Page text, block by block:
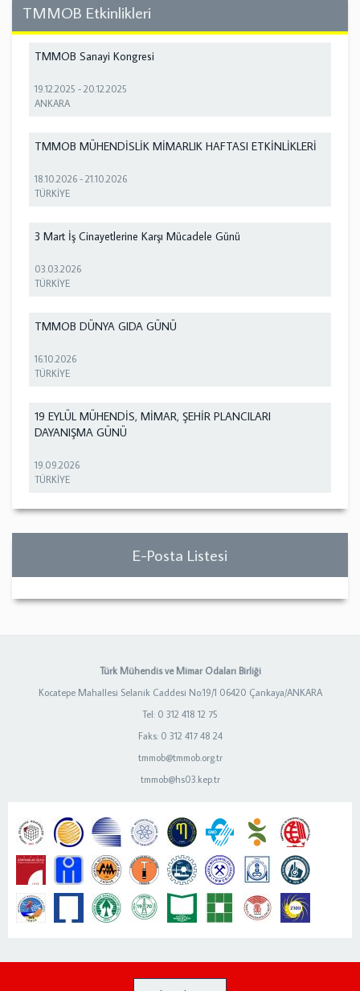
TMMOB Etkinlikleri
TMMOB Sanayi Kongresi
19.12.2025 -20.12.2025
ANKARA
TMMOB MÜHENDİSLİK MİMARLIK HAFTASI ETKİNLİKLERİ
18.10.2026 -21.10.2026
TÜRKİYE
3 Mart İş Cinayetlerine Karşı Mücadele Günü
03.03.2026
TÜRKİYE
TMMOB DÜNYA GIDA GÜNÜ
16.10.2026
TÜRKİYE
19 EYLÜL MÜHENDİS, MİMAR, ŞEHİR PLANCILARI
DAYANIŞMA GÜNÜ
19.09.2026
TÜRKİYE
E-Posta Listesi
Türk Mühendis ve Mimar Odaları Birliği
Kocatepe Mahallesi Selanik Caddesi No:19/1 06420 Çankaya/ANKARA
Tel: 0 312 418 12 75
Faks: 0 312 417 48 24
tmmob@tmmob.org.tr
tmmob@hs03.kep.tr